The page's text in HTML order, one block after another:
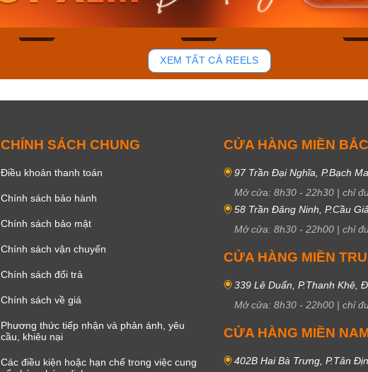
Mua ngay
43
Mua
XEM TẤT CẢ REELS
CHÍNH SÁCH CHUNG
Điều khoản thanh toán
Chính sách bảo hành
Chính sách bảo mật
Chính sách vận chuyển
Chính sách đổi trả
Chính sách về giá
Phương thức tiếp nhận và phản ánh, yêu
cầu, khiêu nại
Các điều kiện hoặc hạn chế trong việc cung
CỬA HÀNG MIỀN BẮC
97 Trần Đại Nghĩa, P.Bạch
Mở cửa: 8h30 - 22h30 | chỉ
58 Trần Đăng Ninh, P.Cầu
Mở cửa: 8h30 - 22h00 | chỉ
CỬA HÀNG MIỀN
339 Lê Duẩn, P.Thanh Khê,
Mở cửa: 8h30 - 22h00 | chỉ
CỬA HÀNG MIỀN
402B Hai Bà Trưng, P.Tân